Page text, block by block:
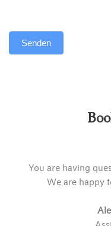
Senden
You are having
We are happy